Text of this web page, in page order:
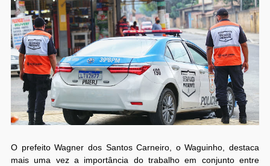
O prefeito Wagner dos Santos Carneiro, o Waguinho, destaca
mais uma vez a importância do trabalho em conjunto entre